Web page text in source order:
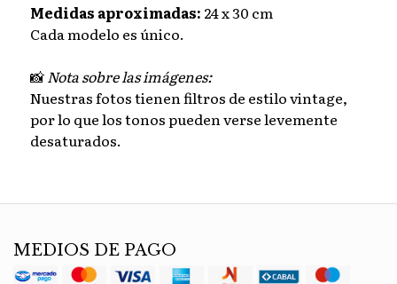
Medidas aproximadas: 24 x 30 cm
Cada modelo es único.
📸 Nota sobre las imágenes:
Nuestras fotos tienen filtros de estilo vintage,
por lo que los tonos pueden verse levemente
desaturados.
MEDIOS DE PAGO